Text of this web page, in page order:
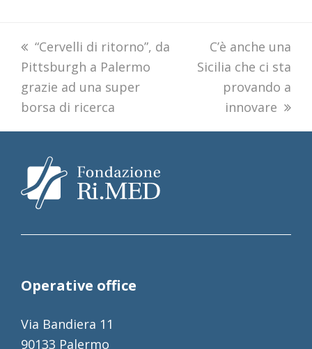
previous
post:
“Cervelli di ritorno”, da
Pittsburgh a Palermo
grazie ad una super
borsa di ricerca
next
post:
C’è anche una
Sicilia che ci sta
provando a
innovare
Operative office
Via Bandiera 11
90133 Palermo